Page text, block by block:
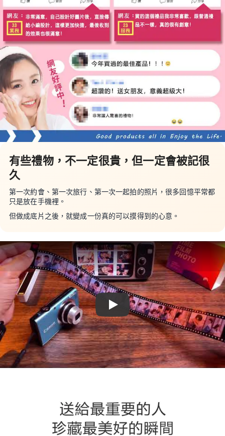
有些禮物，不一定很貴，但一定會被記很
久
第一次約會、第一次旅行、第一次一起拍的照片，很多回憶平常都
只是放在手機裡。
但做成底片之後，就變成一份真的可以摸得到的心意。
Play